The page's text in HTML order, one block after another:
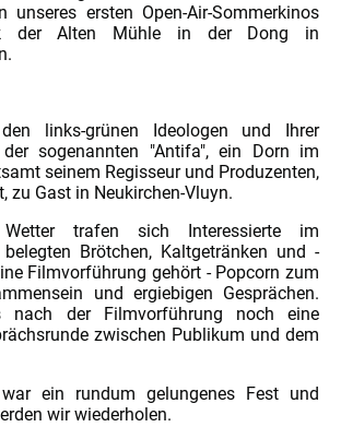
unseres ersten Open-Air-Sommerkinos
der Alten Mühle in der Dong in
links-grünen Ideologen und Ihrer
der sogenannten "Antifa", ein Dorn im
seinem Regisseur und Produzenten,
zu Gast in Neukirchen-Vluyn.
trafen sich Interessierte im
Brötchen, Kaltgetränken und -
Filmvorführung gehört - Popcorn zum
und ergiebigen Gesprächen.
nach der Filmvorführung noch eine
zwischen Publikum und dem
ein rundum gelungenes Fest und
wir wiederholen.